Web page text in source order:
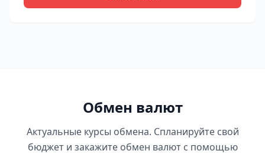
Обмен валют
Актуальные курсы обмена. Спланируйте свой
бюджет и закажите обмен валют с помощью